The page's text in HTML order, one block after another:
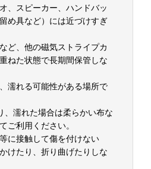
、スピーカー、ハンドバッ
め具など）には近づけすぎ
ど、他の磁気ストライプカ
ねた状態で長期間保管しな
濡れる可能性がある場所で
、濡れた場合は柔らかい布な
ご利用ください。
に接触して傷を付けない
けたり、折り曲げたりしな